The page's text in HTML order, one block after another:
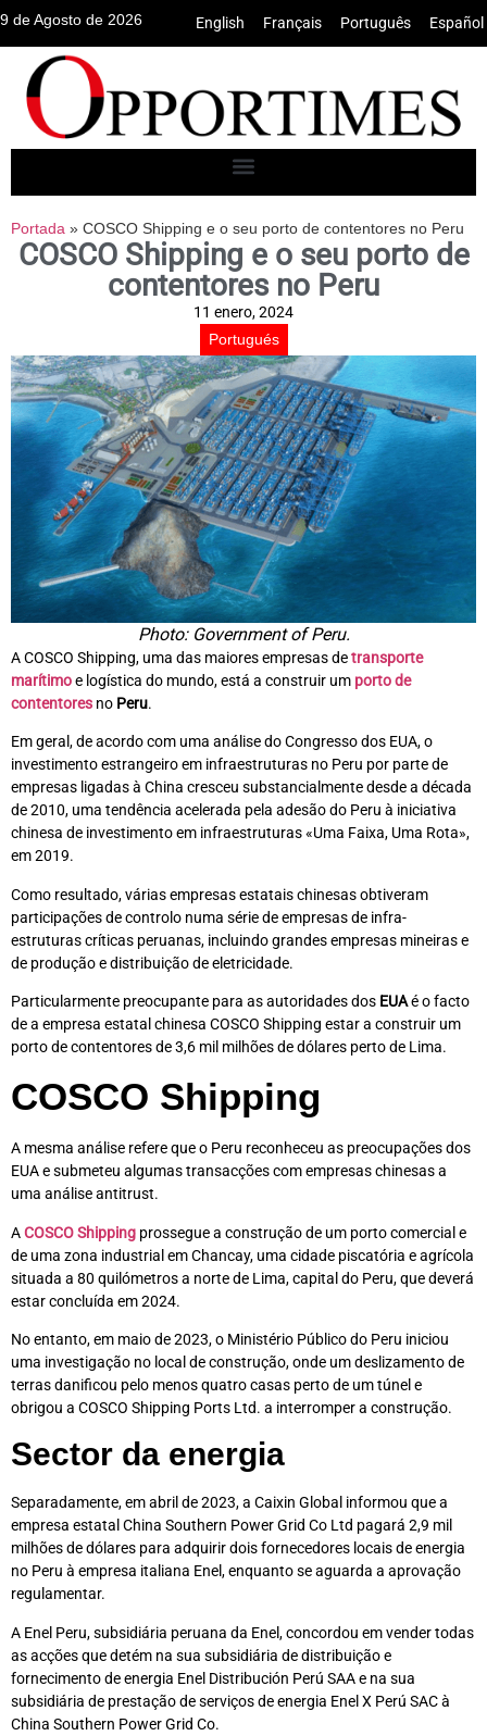
9 de Agosto de 2026 English Français Português Español
Portada » COSCO Shipping e o seu porto de contentores no Peru
COSCO Shipping e o seu porto de
contentores no Peru
11 enero, 2024
Portugués
Photo: Government of Peru.
A COSCO Shipping, uma das maiores empresas detransporte
marítimoe logística do mundo, está a construir um porto de
contentores no Peru.
Em geral, de acordo com uma análise do Congresso dos EUA, o
investimento estrangeiro em infraestruturas no Peru por parte de
empresas ligadas à China cresceu substancialmente desde a década
de 2010, uma tendência acelerada pela adesão do Peru à iniciativa
chinesa de investimento em infraestruturas «Uma Faixa, Uma Rota»,
em 2019.
Como resultado, várias empresas estatais chinesas obtiveram
participações de controlo numa série de empresas de infra-
estruturas críticas peruanas, incluindo grandes empresas mineiras e
de produção e distribuição de eletricidade.
Particularmente preocupante para as autoridades dos EUAé o facto
de a empresa estatal chinesa COSCO Shipping estar a construir um
porto de contentores de 3,6 mil milhões de dólares perto de Lima.
COSCO Shipping
A mesma análise refere que o Peru reconheceu as preocupações dos
EUA e submeteu algumas transacções com empresas chinesas a
uma análise antitrust.
ACOSCO Shipping prossegue a construção de um porto comercial e
de uma zona industrial em Chancay, uma cidade piscatória e agrícola
situada a 80 quilómetros a norte de Lima, capital do Peru, que deverá
estar concluída em 2024.
No entanto, em maio de 2023, o Ministério Público do Peru iniciou
uma investigação no local de construção, onde um deslizamento de
terras danificou pelo menos quatro casas perto de um túnel e
obrigou a COSCO Shipping Ports Ltd. a interromper a construção.
Sector da energia
Separadamente, em abril de 2023, a Caixin Global informou que a
empresa estatal China Southern Power Grid Co Ltd pagará 2,9 mil
milhões de dólares para adquirir dois fornecedores locais de energia
no Peru à empresa italiana Enel, enquanto se aguarda a aprovação
regulamentar.
A Enel Peru, subsidiária peruana da Enel, concordou em vender todas
as acções que detém na sua subsidiária de distribuição e
fornecimento de energia Enel Distribución Perú SAA e na sua
subsidiária de prestação de serviços de energia Enel X Perú SAC à
China Southern Power Grid Co.